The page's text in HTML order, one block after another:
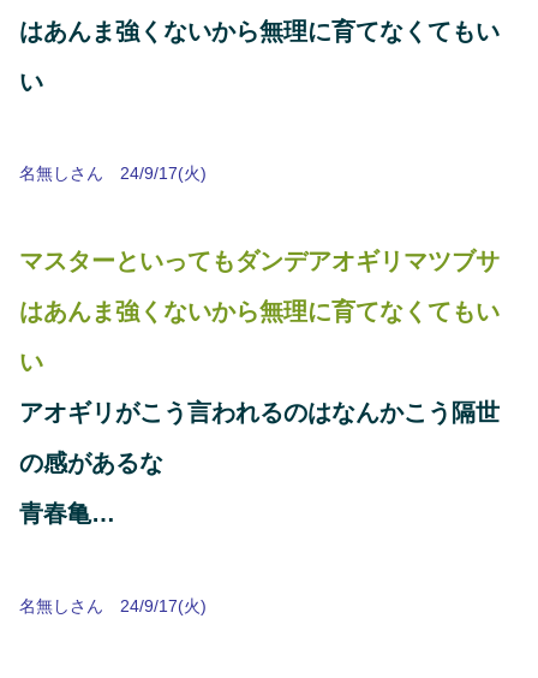
はあんま強くないから無理に育てなくてもい
い
名無しさん 24/9/17(火)
マスターといってもダンデアオギリマツブサ
はあんま強くないから無理に育てなくてもい
い
アオギリがこう言われるのはなんかこう隔世
の感があるな
青春亀…
名無しさん 24/9/17(火)